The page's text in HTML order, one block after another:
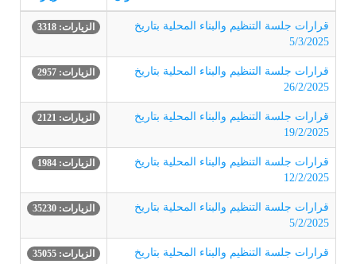
قرارات جلسة التنظيم والبناء المحلية بتاريخ
5/3/2025
الزيارات: 3318
قرارات جلسة التنظيم والبناء المحلية بتاريخ
26/2/2025
الزيارات: 2957
قرارات جلسة التنظيم والبناء المحلية بتاريخ
19/2/2025
الزيارات: 2121
قرارات جلسة التنظيم والبناء المحلية بتاريخ
12/2/2025
الزيارات: 1984
قرارات جلسة التنظيم والبناء المحلية بتاريخ
5/2/2025
الزيارات: 35230
قرارات جلسة التنظيم والبناء المحلية بتاريخ
الزيارات: 35055